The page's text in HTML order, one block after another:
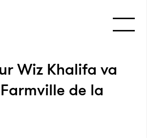
Wiz Khalifa va
de la